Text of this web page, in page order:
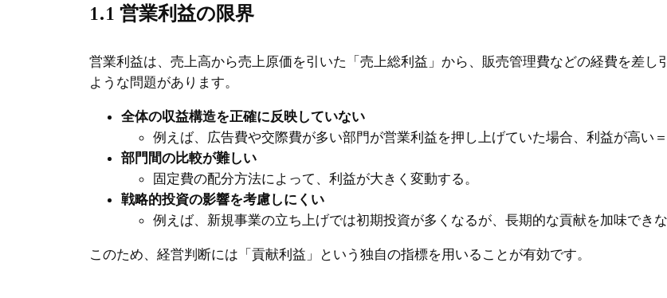
1.1 営業利益の限界
営業利益は、売上高から売上原価を引いた「売上総利益」から、販売管理費などの経費を差
ような問題があります。
全体の収益構造を正確に反映していない
例えば、広告費や交際費が多い部門が営業利益を押し上げていた場合、利益が高い
部門間の比較が難しい
固定費の配分方法によって、利益が大きく変動する。
戦略的投資の影響を考慮しにくい
例えば、新規事業の立ち上げでは初期投資が多くなるが、長期的な貢献を加味できな
このため、経営判断には「貢献利益」という独自の指標を用いることが有効です。